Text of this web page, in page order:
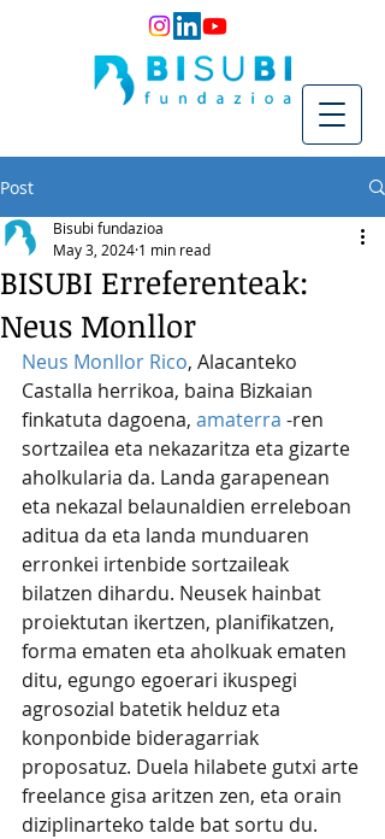
Post
BISUBI Erreferenteak:
Neus Monllor
Bisubi fundazioa
May 3, 2024 1 min read
Neus Monllor Rico, Alacanteko
Castalla herrikoa, baina Bizkaian
finkatuta dagoena, amaterra -ren
sortzailea eta nekazaritza eta gizarte
aholkularia da. Landa garapenean
eta nekazal belaunaldien erreleboan
aditua da eta landa munduaren
erronkei irtenbide sortzaileak
bilatzen dihardu. Neusek hainbat
proiektutan ikertzen, planifikatzen,
forma ematen eta aholkuak ematen
ditu, egungo egoerari ikuspegi
agrosozial batetik helduz eta
konponbide bideragarriak
proposatuz. Duela hilabete gutxi arte
freelance gisa aritzen zen, eta orain
diziplinarteko talde bat sortu du.